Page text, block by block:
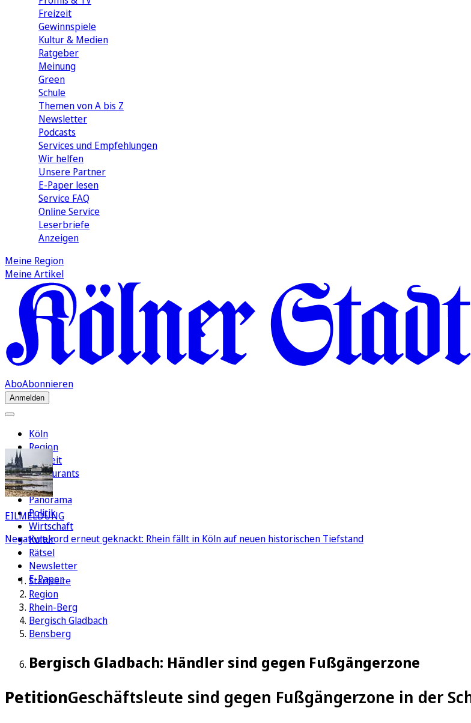
Freizeit
Gewinnspiele
Kultur & Medien
Ratgeber
Meinung
Green
Schule
Themen von A bis Z
Newsletter
Podcasts
Services und Empfehlungen
Wir helfen
Unsere Partner
E-Paper lesen
Service FAQ
Online Service
Leserbriefe
Anzeigen
Meine Region
Meine Artikel
AboAbonnieren
Anmelden
Köln
Region
Freizeit
Restaurants
FC
Panorama
Politik
Wirtschaft
Kultur
Rätsel
Newsletter
E-Paper
EILMELDUNG
Negativrekord erneut geknackt: Rhein fällt in Köln auf neuen historischen Tiefstand
Startseite
Region
Rhein-Berg
Bergisch Gladbach
Bensberg
Bergisch Gladbach: Händler sind gegen Fußgängerzone
PetitionGeschäftsleute sind gegen Fußgängerzone in der